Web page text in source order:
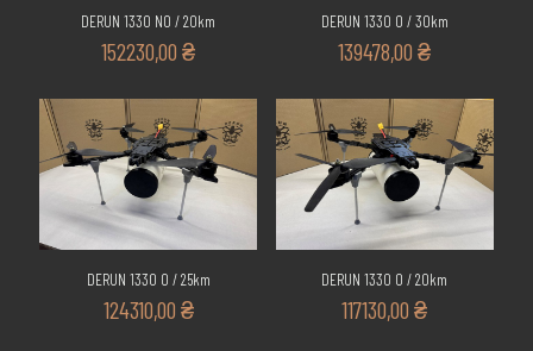
DERUN 1330 NO / 20km
152230,00₴
DERUN 1330 O / 30km
139478,00₴
DERUN 1330 O / 25km
124310,00 ₴
DERUN 1330 O / 20km
117130,00₴